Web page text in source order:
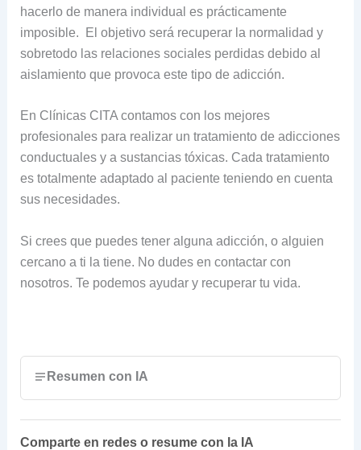
hacerlo de manera individual es prácticamente
imposible. El objetivo será recuperar la normalidad y
sobretodo las relaciones sociales perdidas debido al
aislamiento que provoca este tipo de adicción.
En Clínicas CITA contamos con los mejores
profesionales para realizar un tratamiento de adicciones
conductuales y a sustancias tóxicas. Cada tratamiento
es totalmente adaptado al paciente teniendo en cuenta
sus necesidades.
Si crees que puedes tener alguna adicción, o alguien
cercano a ti la tiene. No dudes en contactar con
nosotros. Te podemos ayudar y recuperar tu vida.
Resumen con IA
Comparte en redes o resume con la IA